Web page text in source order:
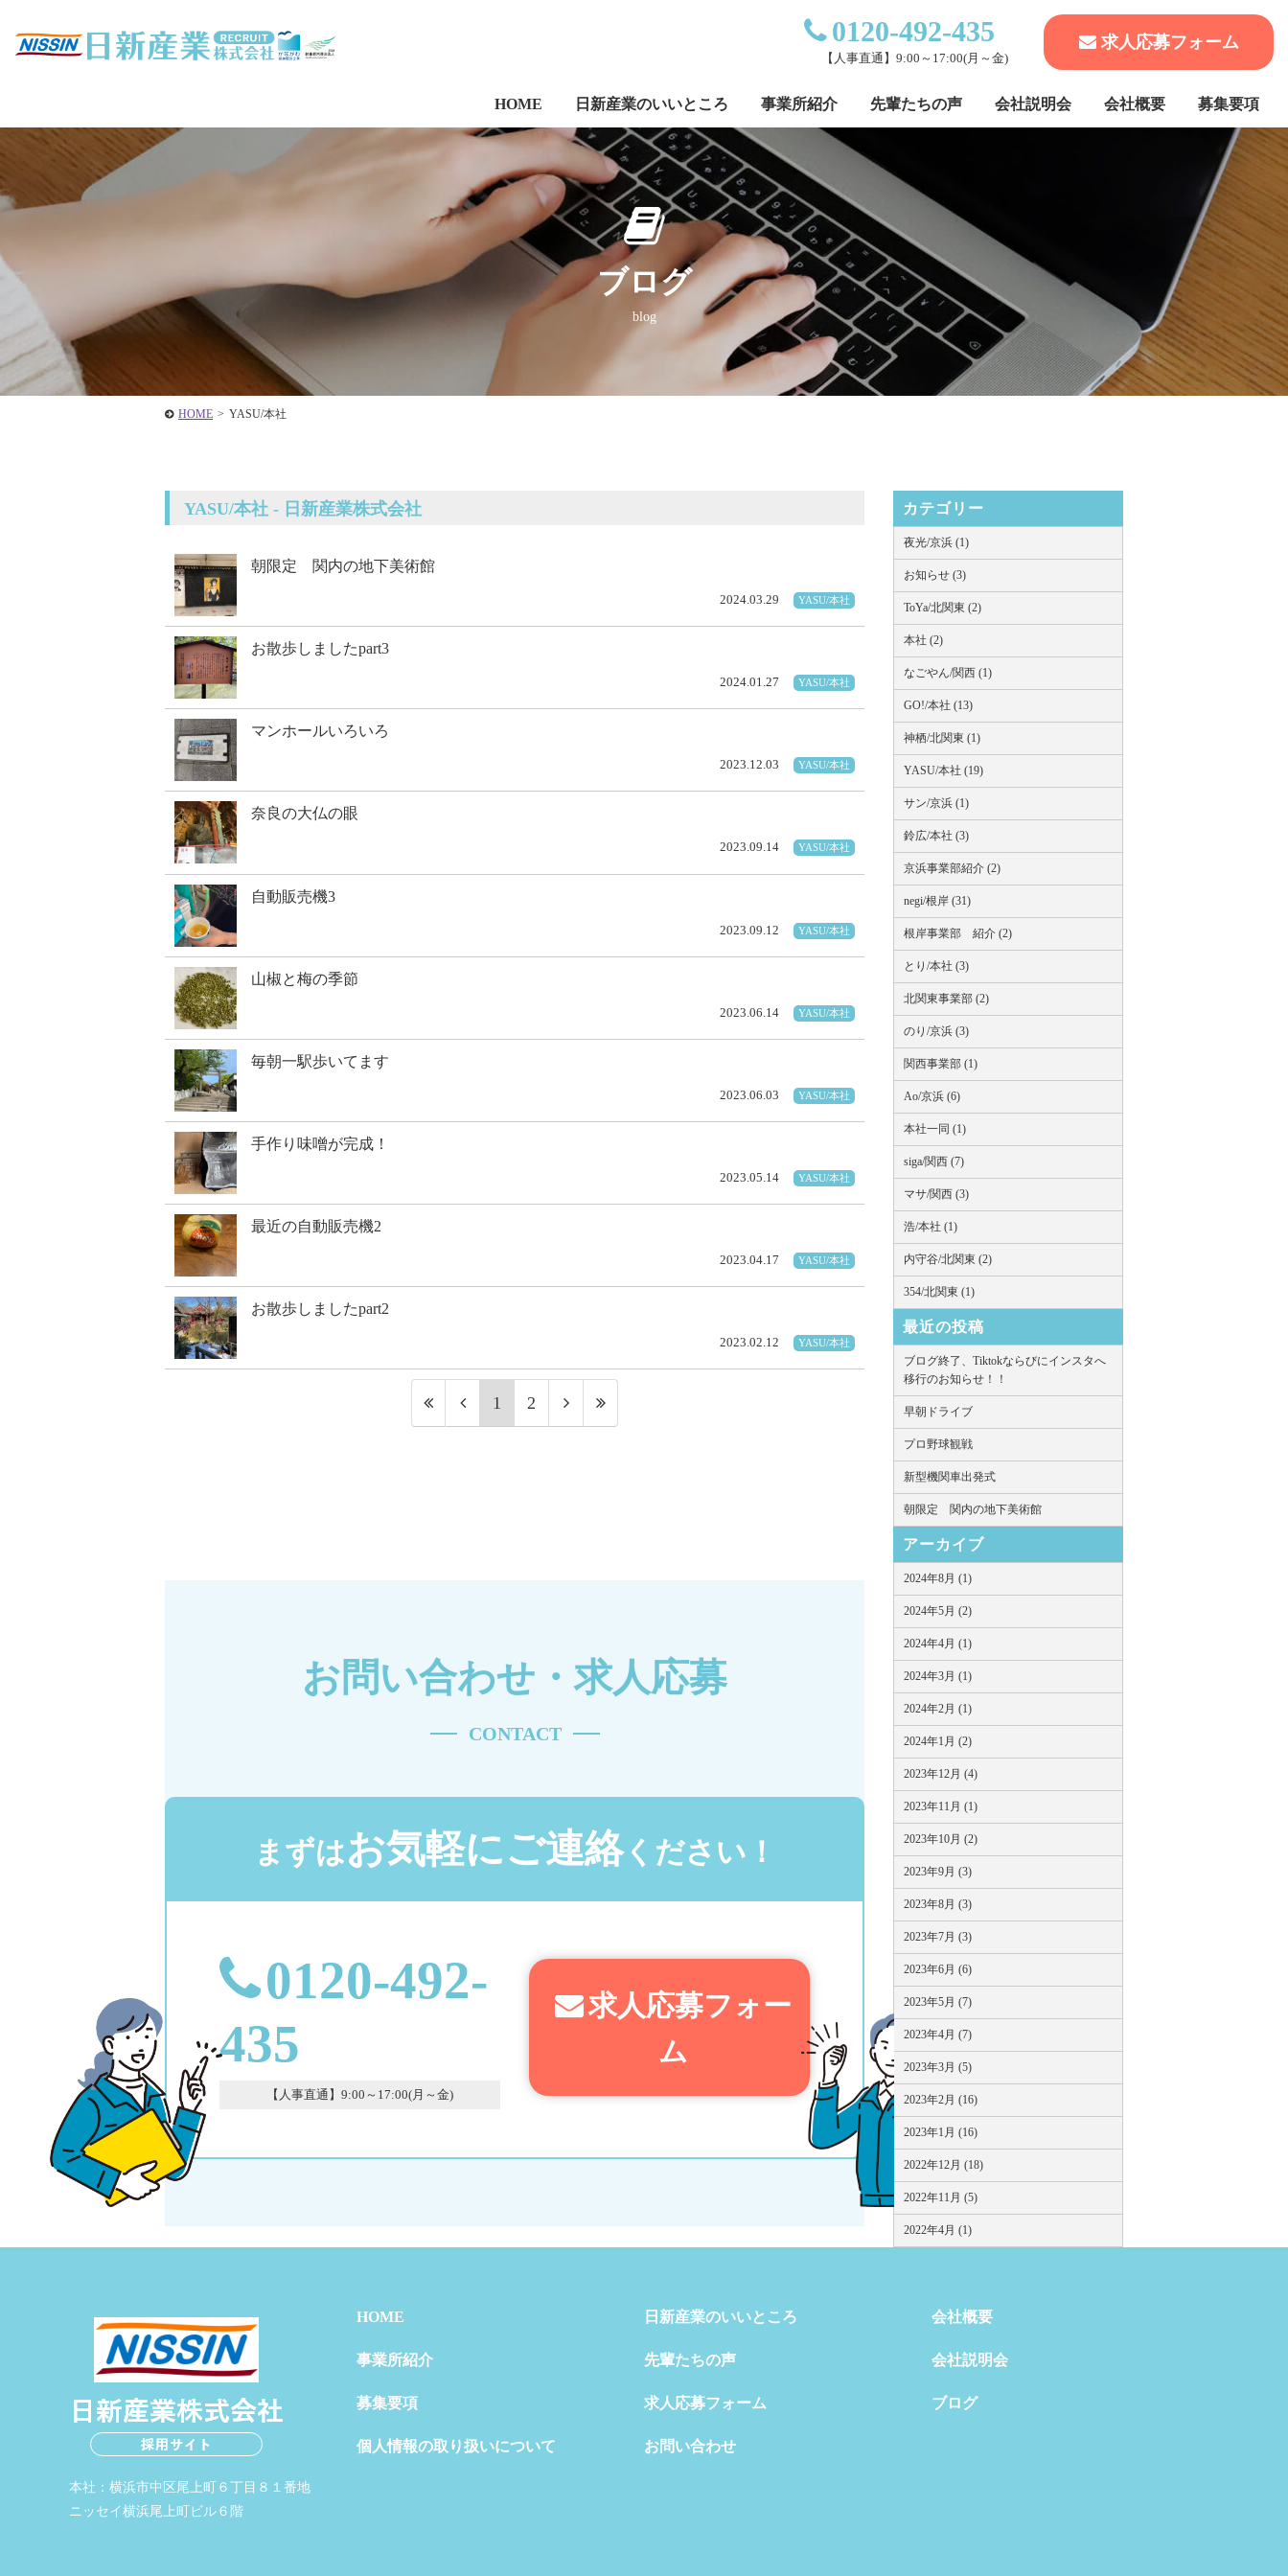
HOME 日新産業のいいところ 事業所紹介 先輩たちの声 会社説明会 会社概要 募集要項
求人応募フォーム
0120-492-435
【人事直通】9:00～17:00(月～金)
ブログ
blog
HOME > YASU/本社
YASU/本社 - 日新産業株式会社
朝限定 関内の地下美術館
2024.03.29 YASU/本社
お散歩しましたpart3
2024.01.27 YASU/本社
マンホールいろいろ
2023.12.03 YASU/本社
奈良の大仏の眼
2023.09.14 YASU/本社
自動販売機3
2023.09.12 YASU/本社
山椒と梅の季節
2023.06.14 YASU/本社
毎朝一駅歩いてます
2023.06.03 YASU/本社
手作り味噌が完成！
2023.05.14 YASU/本社
最近の自動販売機2
2023.04.17 YASU/本社
お散歩しましたpart2
2023.02.12 YASU/本社
1 2
お問い合わせ・求人応募
CONTACT
まずはお気軽にご連絡ください！
0120-492-
435
【人事直通】9:00～17:00(月～金)
求人応募フォー
ム
カテゴリー
夜光/京浜 (1)
お知らせ (3)
ToYa/北関東 (2)
本社 (2)
なごやん/関西 (1)
GO!/本社 (13)
神栖/北関東 (1)
YASU/本社 (19)
サン/京浜 (1)
鈴広/本社 (3)
京浜事業部紹介 (2)
negi/根岸 (31)
根岸事業部 紹介 (2)
とり/本社 (3)
北関東事業部 (2)
のり/京浜 (3)
関西事業部 (1)
Ao/京浜 (6)
本社一同 (1)
siga/関西 (7)
マサ/関西 (3)
浩/本社 (1)
内守谷/北関東 (2)
354/北関東 (1)
最近の投稿
ブログ終了、Tiktokならびにインスタへ
移行のお知らせ！！
早朝ドライブ
プロ野球観戦
新型機関車出発式
朝限定 関内の地下美術館
アーカイブ
2024年8月 (1)
2024年5月 (2)
2024年4月 (1)
2024年3月 (1)
2024年2月 (1)
2024年1月 (2)
2023年12月 (4)
2023年11月 (1)
2023年10月 (2)
2023年9月 (3)
2023年8月 (3)
2023年7月 (3)
2023年6月 (6)
2023年5月 (7)
2023年4月 (7)
2023年3月 (5)
2023年2月 (16)
2023年1月 (16)
2022年12月 (18)
2022年11月 (5)
2022年4月 (1)
本社：横浜市中区尾上町６丁目８１番地
ニッセイ横浜尾上町ビル６階
HOME 日新産業のいいところ 会社概要
事業所紹介 先輩たちの声 会社説明会
募集要項 求人応募フォーム ブログ
個人情報の取り扱いについて お問い合わせ